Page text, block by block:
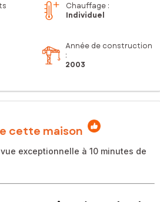
Chauffage :
Individuel
Année de construction
:
2003
cette maison
exceptionnelle à 10 minutes de